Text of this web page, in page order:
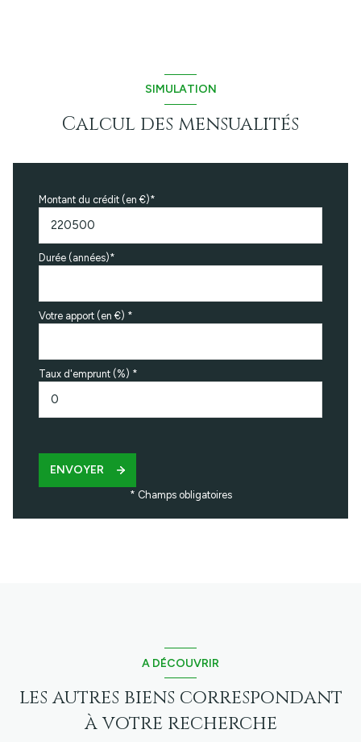
SIMULATION
Calcul des mensualités
Montant du crédit (en €)*
Durée (années)*
Votre apport (en €) *
Taux d'emprunt (%) *
ENVOYER
* Champs obligatoires
A DÉCOUVRIR
les autres biens correspondant
à votre recherche